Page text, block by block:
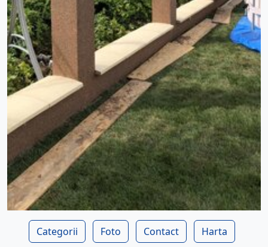
Categorii Foto Contact Harta